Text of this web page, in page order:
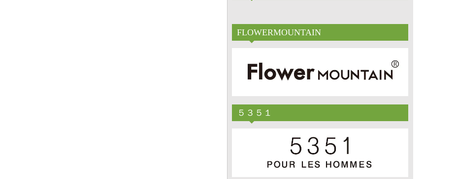
FLOWERMOUNTAIN
５３５１